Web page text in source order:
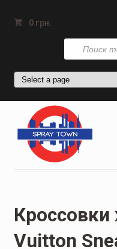
0 грн.
Поиск
товаров
Vuitton